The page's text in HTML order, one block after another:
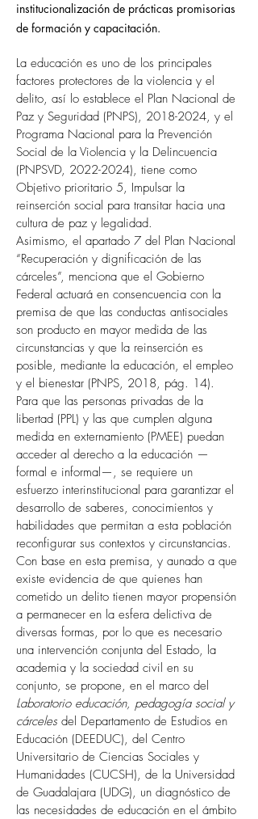
institucionalización de prácticas promisorias
de formación y capacitación.
La educación es uno de los principales
factores protectores de la violencia y el
delito, así lo establece el Plan Nacional de
Paz y Seguridad (PNPS), 2018-2024, y el
Programa Nacional para la Prevención
Social de la Violencia y la Delincuencia
(PNPSVD, 2022-2024), tiene como
Objetivo prioritario 5, Impulsar la
reinserción social para transitar hacia una
cultura de paz y legalidad.
Asimismo, el apartado 7 del Plan Nacional
“Recuperación y dignificación de las
cárceles”, menciona que el Gobierno
Federal actuará en consencuencia con la
premisa de que las conductas antisociales
son producto en mayor medida de las
circunstancias y que la reinserción es
posible, mediante la educación, el empleo
y el bienestar (PNPS, 2018, pág. 14).
Para que las personas privadas de la
libertad (PPL) y las que cumplen alguna
medida en externamiento (PMEE) puedan
acceder al derecho a la educación —
formal e informal—, se requiere un
esfuerzo interinstitucional para garantizar el
desarrollo de saberes, conocimientos y
habilidades que permitan a esta población
reconfigurar sus contextos y circunstancias.
Con base en esta premisa, y aunado a que
existe evidencia de que quienes han
cometido un delito tienen mayor propensión
a permanecer en la esfera delictiva de
diversas formas, por lo que es necesario
una intervención conjunta del Estado, la
academia y la sociedad civil en su
conjunto, se propone, en el marco del
Laboratorio educación, pedagogía social y
cárceles del Departamento de Estudios en
Educación (DEEDUC), del Centro
Universitario de Ciencias Sociales y
Humanidades (CUCSH), de la Universidad
de Guadalajara (UDG), un diagnóstico de
las necesidades de educación en el ámbito